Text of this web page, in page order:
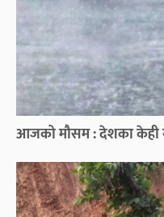
आजको मौसम : देशका केही